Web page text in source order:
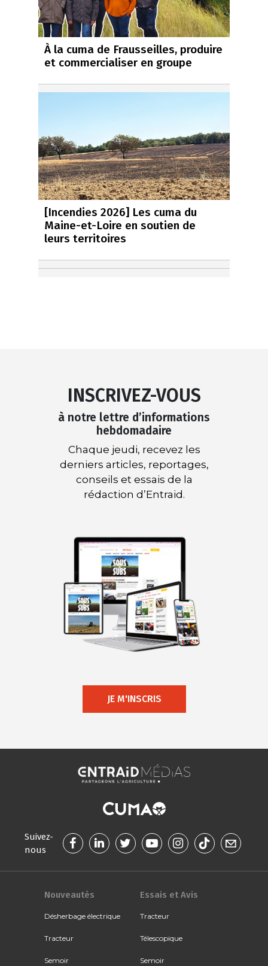
À la cuma de Frausseilles, produire
et commercialiser en groupe
[Incendies 2026] Les cuma du
Maine-et-Loire en soutien de
leurs territoires
INSCRIVEZ-VOUS
à notre lettre d’informations
hebdomadaire
Chaque jeudi, recevez les
derniers articles, reportages,
conseils et essais de la
rédaction d’Entraid.
JE M'INSCRIS
Suivez-
nous
Nouveautés
Désherbage électrique
Tracteur
Semoir
Essais et Avis
Tracteur
Télescopique
Semoir